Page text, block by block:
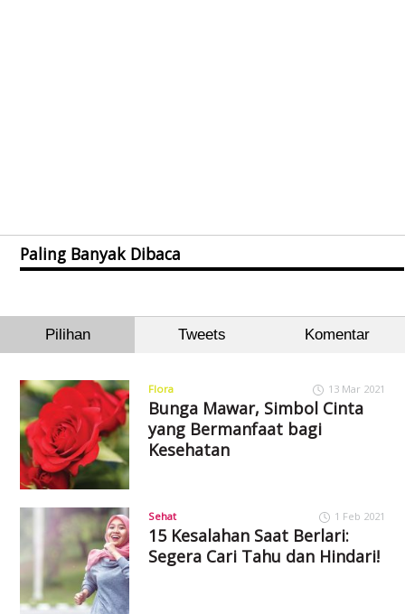
Paling Banyak Dibaca
Pilihan Tweets Komentar
Flora 13 Mar 2021
Bunga Mawar, Simbol Cinta
yang Bermanfaat bagi
Kesehatan
Sehat 1 Feb 2021
15 Kesalahan Saat Berlari:
Segera Cari Tahu dan Hindari!